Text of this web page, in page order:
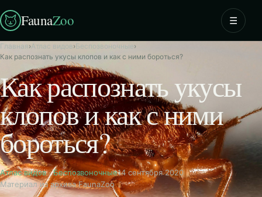
FaunaZoo ☰
Главная›Атлас видов›Беспозвоночные›
Как распознать укусы клопов и как с ними бороться?
Как распознать укусы
клопов и как с ними
бороться?
Атлас видов·Беспозвоночные14 сентября 2020
Материал из архива FaunaZoo